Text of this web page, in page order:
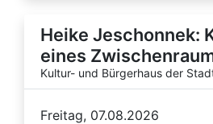
Heike Jeschonnek:
eines
Kultur- und Bürgerhaus der
Freitag, 07.08.2026